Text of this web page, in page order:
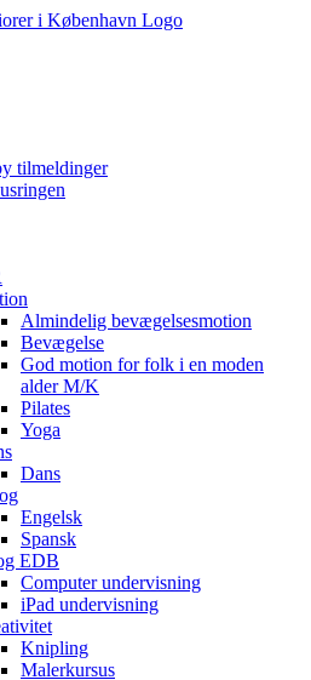
tilmeldinger
Almindelig bevægelsesmotion
Bevægelse
God motion for folk i en moden
alder M/K
Pilates
Yoga
Dans
Engelsk
Spansk
EDB
Computer undervisning
iPad undervisning
Knipling
Malerkursus